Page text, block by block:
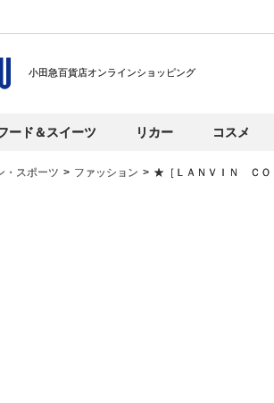
小田急百貨店オンラインショッピング
ード＆スイーツ リカー コスメ
・スポーツ ファッション ★［ＬＡＮＶＩＮ ＣＯ